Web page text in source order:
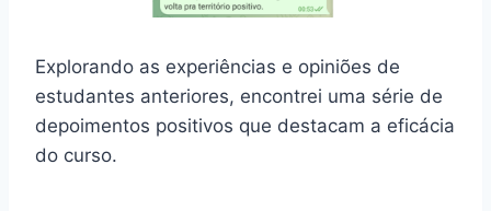
Explorando as experiências e opiniões de
estudantes anteriores, encontrei uma série de
depoimentos positivos que destacam a eficácia
do curso.